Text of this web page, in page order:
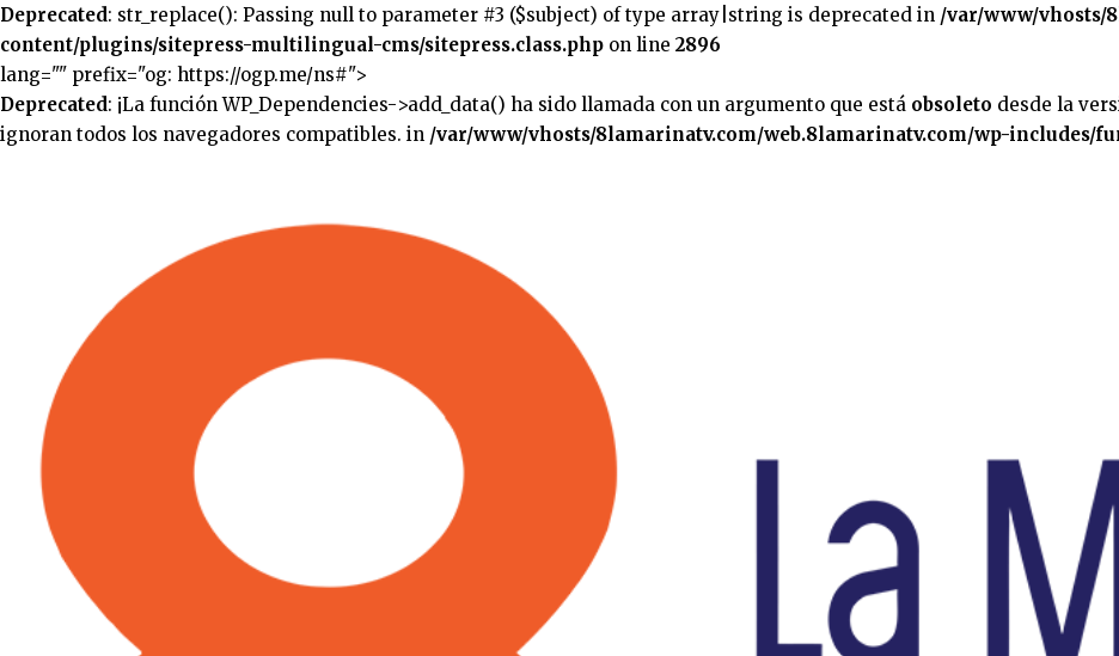
Deprecated: str_replace(): Passing null to parameter #3 ($subject) of type array|string is deprecated in /var/www/vhosts/
content/plugins/sitepress-multilingual-cms/sitepress.class.php on line 2896
lang="" prefix="og: https://ogp.me/ns#">
Deprecated: ¡La función WP_Dependencies->add_data() ha sido llamada con un argumento que está obsoleto desde la
ignoran todos los navegadores compatibles. in /var/www/vhosts/8lamarinatv.com/web.8lamarinatv.com/wp-includes/